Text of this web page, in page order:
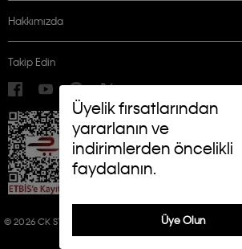
Üyelik fırsatlarından
yararlanın ve
indirimlerden öncelikli
faydalanın.
Üye Olun
Hakkımızda
Takip Edin
© 2026 CK STORES B.V. ALL RIGHTS RESERVED